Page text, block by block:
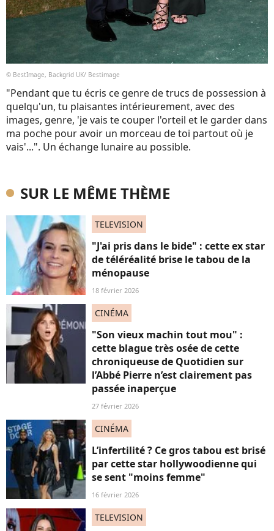
© BestImage, Backgrid UK/ Bestimage
"Pendant que tu écris ce genre de trucs de possession à
quelqu'un, tu plaisantes intérieurement, avec des
images, genre, 'je vais te couper l'orteil et le garder dans
ma poche pour avoir un morceau de toi partout où je
vais'...". Un échange lunaire au possible.
SUR LE MÊME THÈME
TELEVISION
"J'ai pris dans le bide" : cette ex star
de téléréalité brise le tabou de la
ménopause
18 février 2026
CINÉMA
"Son vieux machin tout mou" :
cette blague très osée de cette
chroniqueuse de Quotidien sur
l’Abbé Pierre n’est clairement pas
passée inaperçue
27 février 2026
CINÉMA
L’infertilité ? Ce gros tabou est brisé
par cette star hollywoodienne qui
se sent "moins femme"
16 février 2026
TELEVISION